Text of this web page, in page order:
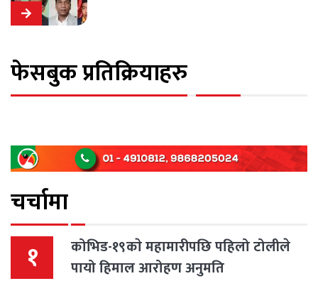
फेसबुक प्रतिक्रियाहरु
चर्चामा
१
कोभिड-१९काे महामारीपछि पहिलो टोलीले
पायो हिमाल आरोहण अनुमति